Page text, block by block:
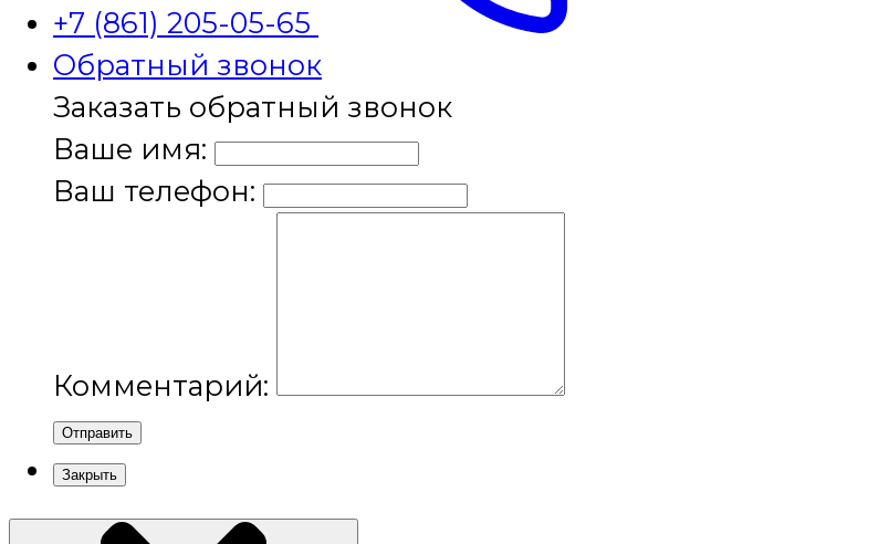
+7 (861) 205-05-65
Обратный звонок
Заказать обратный звонок
Ваше имя:
Ваш телефон:
Комментарий:
Отправить
Закрыть